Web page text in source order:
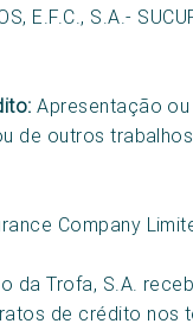
E.F.C., S.A.-
Apresentação
de outros
Company
da Trofa, S.A.
de crédito nos